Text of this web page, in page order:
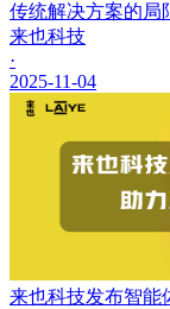
传统解决方案的局
来也科技
·
2025-11-04
来也科技发布智能